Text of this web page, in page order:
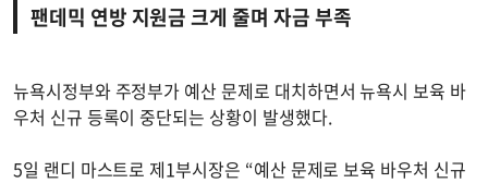
팬데믹 연방 지원금 크게 줄며 자금 부족
뉴욕시정부와 주정부가 예산 문제로 대치하면서 뉴욕시 보육 바
우처 신규 등록이 중단되는 상황이 발생했다.
5일 랜디 마스트로 제1부시장은 “예산 문제로 보육 바우처 신규